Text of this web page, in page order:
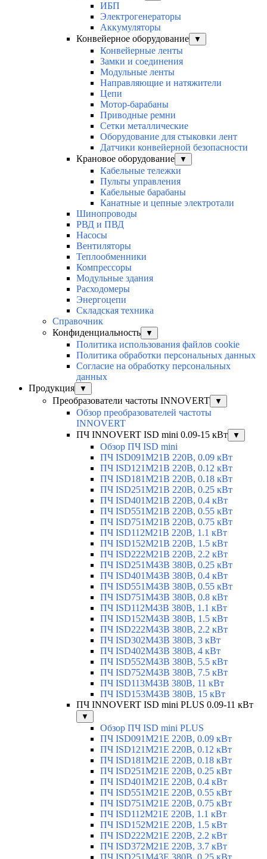
ИБП
Электрогенераторы
Аккумуляторы
Конвейерное оборудование
▼
Конвейерные ленты
Замки и соединения
Модульные ленты
Направляющие и натяжители
Цепи
Мотор-барабаны
Приводные ремни
Сетки металлические
Оборудование для стыковки лент
Датчики конвейерной безопасности
Крановое оборудование
▼
Кабельные тележки
Пульты управления
Кабельные барабаны
Канатные и цепные электротали
Шинопроводы
РВД и ПВД
Насосы
Вентиляторы
Теплообменники
Компрессоры
Модульные здания
Расходомеры
Энергоцепи
Складская техника
Справочник
Конфиденциальность
▼
Политика использования файлов cookie
Политика обработки персональных данных
Согласие на обработку персональных
данных
Продукция
▼
Преобразователи частоты INNOVERT ▼
Обзор преобразователей частоты
INNOVERT
ПЧ INNOVERT ISD mini 0.09-15 кВт
▼
Обзор ПЧ ISD mini
ПЧ ISD091M21B 220В, 0.09 кВт
ПЧ ISD121M21B 220В, 0.12 кВт
ПЧ ISD181M21B 220В, 0.18 кВт
ПЧ ISD251M21B 220В, 0.25 кВт
ПЧ ISD401M21B 220В, 0.4 кВт
ПЧ ISD551M21B 220В, 0.55 кВт
ПЧ ISD751M21B 220В, 0.75 кВт
ПЧ ISD112M21B 220В, 1.1 кВт
ПЧ ISD152M21B 220В, 1.5 кВт
ПЧ ISD222M21B 220В, 2.2 кВт
ПЧ ISD251M43B 380В, 0.25 кВт
ПЧ ISD401M43B 380В, 0.4 кВт
ПЧ ISD551M43B 380В, 0.55 кВт
ПЧ ISD751M43B 380В, 0.8 кВт
ПЧ ISD112M43B 380В, 1.1 кВт
ПЧ ISD152M43B 380В, 1.5 кВт
ПЧ ISD222M43B 380В, 2.2 кВт
ПЧ ISD302M43B 380В, 3 кВт
ПЧ ISD402M43B 380В, 4 кВт
ПЧ ISD552M43B 380В, 5.5 кВт
ПЧ ISD752M43B 380В, 7.5 кВт
ПЧ ISD113M43B 380В, 11 кВт
ПЧ ISD153M43B 380В, 15 кВт
ПЧ INNOVERT ISD mini PLUS 0.09-11 кВт
▼
Обзор ПЧ ISD mini PLUS
ПЧ ISD091M21E 220В, 0.09 кВт
ПЧ ISD121M21E 220В, 0.12 кВт
ПЧ ISD181M21E 220В, 0.18 кВт
ПЧ ISD251M21E 220В, 0.25 кВт
ПЧ ISD401M21E 220В, 0.4 кВт
ПЧ ISD551M21E 220В, 0.55 кВт
ПЧ ISD751M21E 220В, 0.75 кВт
ПЧ ISD112M21E 220В, 1.1 кВт
ПЧ ISD152M21E 220В, 1.5 кВт
ПЧ ISD222M21E 220В, 2.2 кВт
ПЧ ISD372M21E 220В, 3.7 кВт